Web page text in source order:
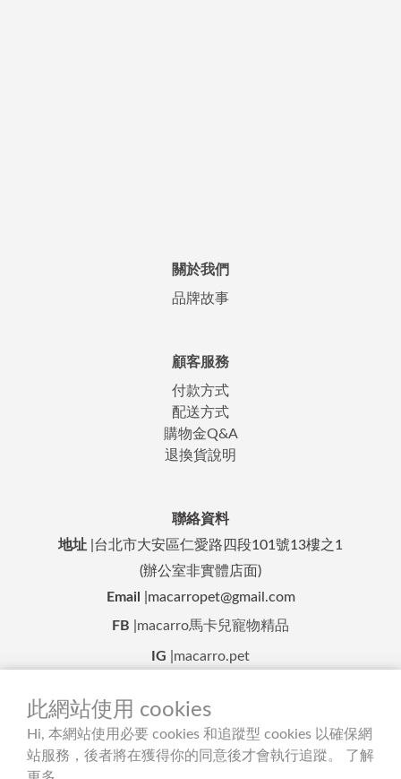
此網站使用 cookies
Hi, 本網站使用必要 cookies 和追蹤型 cookies 以確保網
站服務，後者將在獲得你的同意後才會執行追蹤。 了解
關於我們
品牌故事
顧客服務
付款方式
配送方式
購物金Q&A
退換貨說明
聯絡資料
地址 |台北市大安區仁愛路四段101號13樓之1
(辦公室非實體店面)
Email
|macarropet@gmail.com
FB
macarro馬卡兒寵物精品
IG macarro.pet
隱私條款| 條款及細則| 2021 © macarro馬卡兒寵物精品